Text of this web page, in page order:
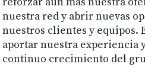
nuestra red y abrir nuevas
nuestros clientes y equipos.
aportar nuestra experiencia
continuo crecimiento del